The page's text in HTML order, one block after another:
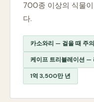
700종 이상의 식물이
다.
카소와리 — 걸을 때 주의
케이프 트리뷸레이션 —
1억 3,500만 년